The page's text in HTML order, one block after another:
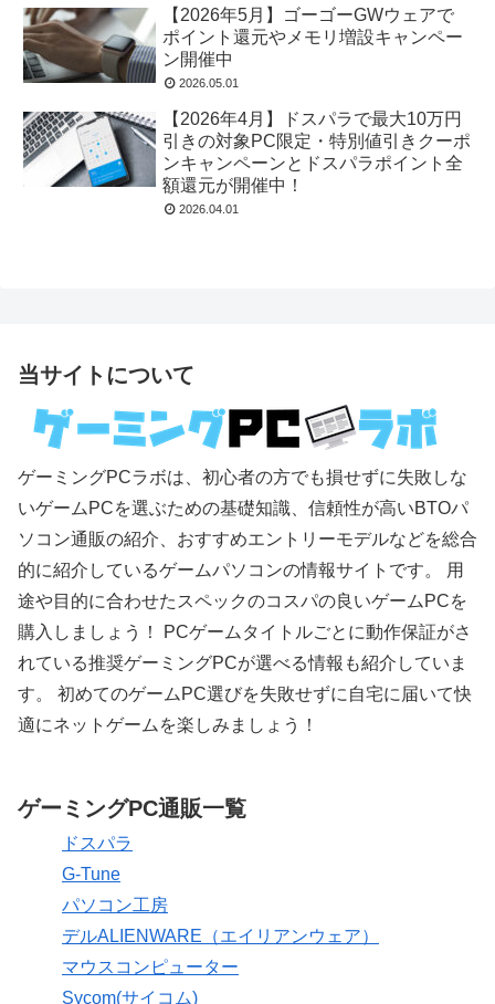
【2026年5月】ゴーゴーGWウェアで
ポイント還元やメモリ増設キャンペー
ン開催中
2026.05.01
【2026年4月】ドスパラで最大10万円
引きの対象PC限定・特別値引きクーポ
ンキャンペーンとドスパラポイント全
額還元が開催中！
2026.04.01
当サイトについて
ゲーミングPCラボは、初心者の方でも損せずに失敗しな
いゲームPCを選ぶための基礎知識、信頼性が高いBTOパ
ソコン通販の紹介、おすすめエントリーモデルなどを総合
的に紹介しているゲームパソコンの情報サイトです。 用
途や目的に合わせたスペックのコスパの良いゲームPCを
購入しましょう！ PCゲームタイトルごとに動作保証がさ
れている推奨ゲーミングPCが選べる情報も紹介していま
す。 初めてのゲームPC選びを失敗せずに自宅に届いて快
適にネットゲームを楽しみましょう！
ゲーミングPC通販一覧
ドスパラ
G-Tune
パソコン工房
デルALIENWARE（エイリアンウェア）
マウスコンピューター
Sycom(サイコム)